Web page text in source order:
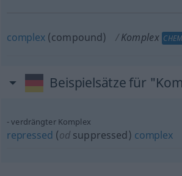
complex(compound) Komplex CHEM
Beispielsätze für
verdrängter Komplex
repressed (od suppressed) complex